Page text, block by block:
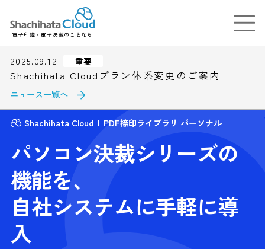
電子印鑑・電子決裁のことなら
2025.09.12 重要
Shachihata Cloudプラン体系変更のご案内
ニュース一覧へ
Shachihata Cloud PDF捺印ライブラリ パーソナル
パソコン決裁シリーズの
機能を、
自社システムに手軽に導
入